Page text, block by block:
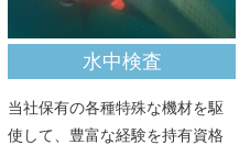
水中検査
当社保有の各種特殊な機材を駆
使して、豊富な経験を持有資格